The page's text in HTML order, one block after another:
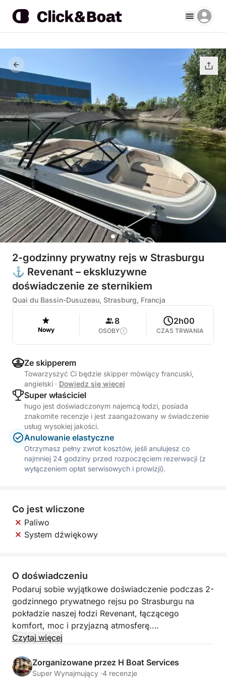
2-godzinny prywatny rejs w Strasburgu
⚓ Revenant – ekskluzywne
doświadczenie ze sternikiem
Quai du Bassin-Dusuzeau, Strasburg, Francja
Nowy
8
OSOBY
2h00
CZAS TRWANIA
Ze skipperem
Towarzyszyć Ci będzie skipper mówiący francuski,
angielski · Dowiedz się więcej
Super właściciel
hugo jest doświadczonym najemcą łodzi, posiada
znakomite recenzje i jest zaangażowany w świadczenie
usług wysokiej jakości.
Anulowanie elastyczne
Otrzymasz pełny zwrot kosztów, jeśli anulujesz co
najmniej 24 godziny przed rozpoczęciem rezerwacji (z
wyłączeniem opłat serwisowych i prowizji).
Co jest wliczone
Paliwo
System dźwiękowy
O doświadczeniu
Podaruj sobie wyjątkowe doświadczenie podczas 2-
godzinnego prywatnego rejsu po Strasburgu na
pokładzie naszej łodzi Revenant, łączącego
komfort, moc i przyjazną atmosferę.
idealne miejsce na spędzenie niezapomnianych
chwil z przyjaciółmi, rodziną lub na świętowanie
Czytaj więcej
Zorganizowane przez H Boat Services
Super Wynajmujący ·4 recenzje